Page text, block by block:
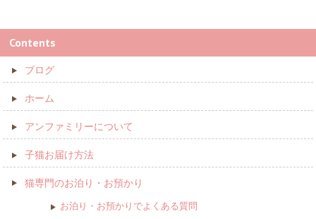
Contents
ブログ
ホーム
アンファミリーについて
子猫お届け方法
猫専門のお泊り・お預かり
お泊り・お預かりでよくある質問